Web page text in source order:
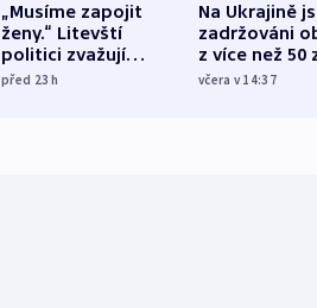
„Musíme zapojit
ženy.“ Litevští
politici zvažují
dohodu o
před 23h
Na Ukrajině
zadržováni
z více než 50
Bojovali na
včera v 14:37